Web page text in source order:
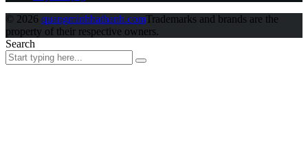
© 2026 quangminhhathanh.comTrademarks and brands are the
property of their respective owners.
Search